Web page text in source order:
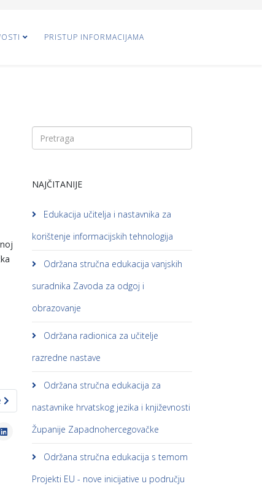
PRISTUP INFORMACIJAMA
Najava obuka za implementaciju kurikula učitelja i
NAJČITANIJE
Edukacija učitelja i nastavnika za
korištenje informacijskih tehnologija
Održana stručna edukacija vanjskih
suradnika Zavoda za odgoj i
obrazovanje
Održana radionica za učitelje
razredne nastave
Održana stručna edukacija za
nastavnike hrvatskog jezika i književnosti
Županije Zapadnohercegovačke
Održana stručna edukacija s temom
Projekti EU - nove inicijative u području